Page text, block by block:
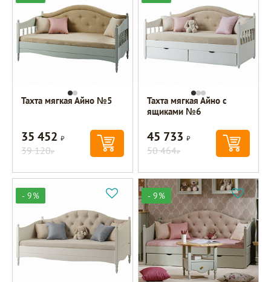
Тахта мягкая Айно №5
35 452Р
39 120Р
Тахта мягкая Айно с
ящиками №6
45 733Р
50 464Р
- 9% - 9%